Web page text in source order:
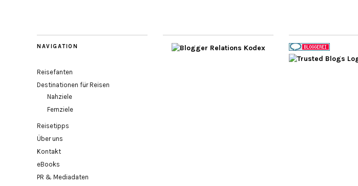
NAVIGATION
Reisefanten
Destinationen für Reisen
Nahziele
Fernziele
Reisetipps
Über uns
Kontakt
eBooks
PR & Mediadaten